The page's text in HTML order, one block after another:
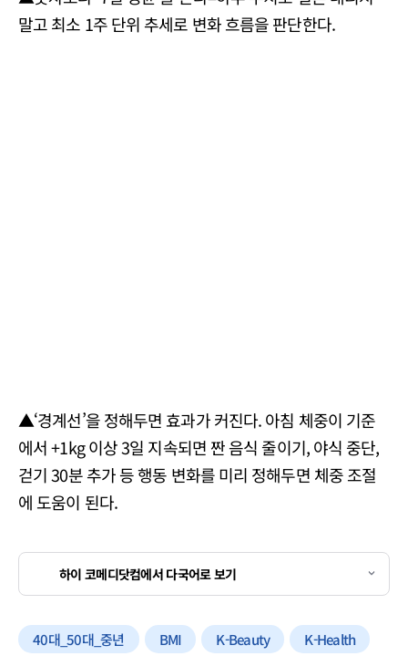
말고 최소 1주 단위 추세로 변화 흐름을 판단한다.
▲‘경계선’을 정해두면 효과가 커진다. 아침 체중이 기준
에서 +1kg 이상 3일 지속되면 짠 음식 줄이기, 야식 중단,
걷기 30분 추가 등 행동 변화를 미리 정해두면 체중 조절
에 도움이 된다.
하이 코메디닷컴에서 다국어로 보기
40대_50대_중년 BMI K-Beauty K-Health